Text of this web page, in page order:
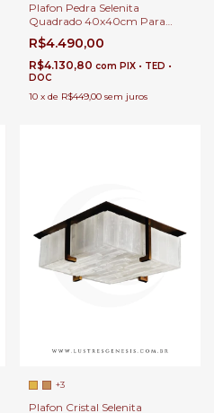
Plafon Pedra Selenita
Quadrado 40x40cm Para
Corredor, Quartos, Sala de
Estar e Closet
R$4.490,00
R$4.130,80 com PIX • TED •
DOC
10 x de R$449,00 sem juros
+3
Plafon Cristal Selenita